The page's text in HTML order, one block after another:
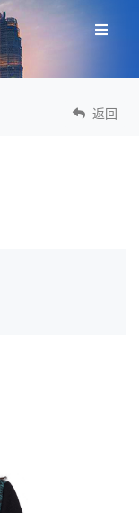
返回